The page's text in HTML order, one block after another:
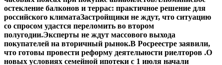
остекление балконов и террас: практичное решение для
российского климатаЗастройщики не ждут, что ситуацию
со спросом удастся переломить во втором
полугодии.Эксперты не ждут массового выхода
покупателей на вторичный рынок.В Росреестре заявили,
что готовы провести реформу деятельности риелторов .О
новых условиях семейной ипотеки с 1 июля начали